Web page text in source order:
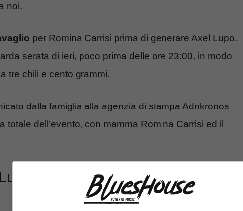
noi.
per Romina Carrisi prima di generare Axel Lupo.
serata di ieri, poco prima delle ore 23:00, in modo
tre chili e cento grammi.
dalla famiglia alla agenzia di stampa Adnkronos
dell’evento, con mamma Romina Carrisi ed il
comincia una nuova